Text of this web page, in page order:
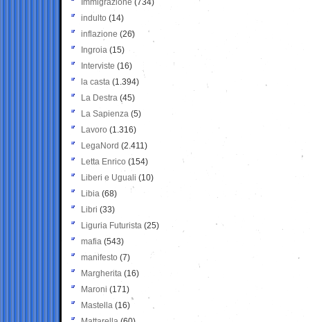
Immigrazione (734)
indulto (14)
inflazione (26)
Ingroia (15)
Interviste (16)
la casta (1.394)
La Destra (45)
La Sapienza (5)
Lavoro (1.316)
LegaNord (2.411)
Letta Enrico (154)
Liberi e Uguali (10)
Libia (68)
Libri (33)
Liguria Futurista (25)
mafia (543)
manifesto (7)
Margherita (16)
Maroni (171)
Mastella (16)